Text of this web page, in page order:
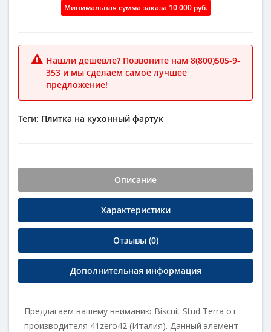
Минимальная сумма заказа 10 000 руб.
Нашли дешевле? Позвоните нам 8(800)505-9-
353 и мы сделаем самое лучшее
предложение!
Теги: Плитка на кухонный фартук
Описание
Характеристики
Отзывы (0)
Дополнительная информация
Предлагаем вашему вниманию Biscuit Stud Terra от
производителя 41zero42 (Италия). Данный элемент